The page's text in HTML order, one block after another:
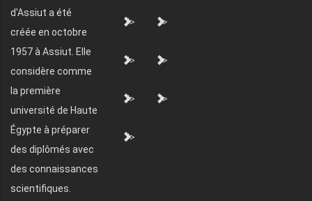
d'Assiut a été
créée en octobre
1957 à Assiut. Elle
considère comme
la première
université de Haute
Égypte à préparer
des diplômés avec
des connaissances
scientifiques.
"> ">
"> ">
"> ">
">